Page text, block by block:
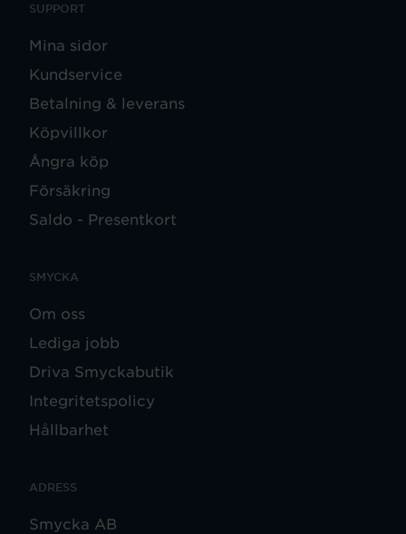
SUPPORT
Mina sidor
Kundservice
Betalning & leverans
Köpvillkor
Ångra köp
Försäkring
Saldo - Presentkort
SMYCKA
Om oss
Lediga jobb
Driva Smyckabutik
Integritetspolicy
Hållbarhet
ADRESS
Smycka AB